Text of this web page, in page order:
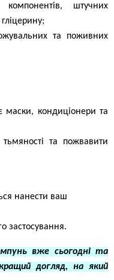
штучних
та поживних
кондиціонери та
та пожвавити
нанести ваш
застосування.
вже сьогодні та
догляд, на який